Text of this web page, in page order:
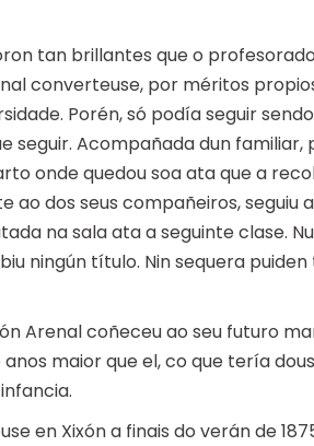
tan brillantes que o
converteuse, por méritos
Porén, só podía seguir
seguir. Acompañada dun
onde quedou soa ata que a
ao dos seus compañeiros, seguiu
na sala ata a seguinte clase.
ningún título. Nin sequera
Arenal coñeceu ao seu futuro
maior que el, co que tería
en Xixón a finais do verán de